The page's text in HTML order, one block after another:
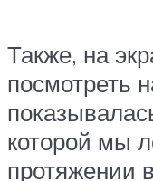
Также, на
посмотреть
которой мы
протяжении